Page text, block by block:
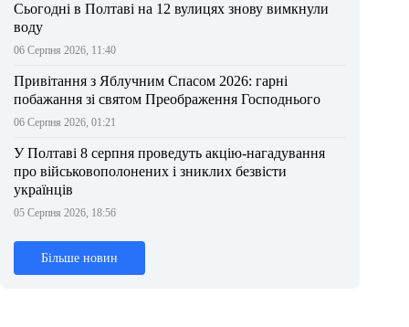
Сьогодні в Полтаві на 12 вулицях знову вимкнули
воду
06 Серпня 2026, 11:40
Привітання з Яблучним Спасом 2026: гарні
побажання зі святом Преображення Господнього
06 Серпня 2026, 01:21
У Полтаві 8 серпня проведуть акцію-нагадування
про військовополонених і зниклих безвісти
українців
05 Серпня 2026, 18:56
Більше новин